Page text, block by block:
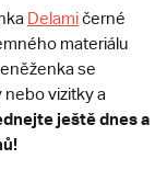
Delamičerné
materiálu
se
nebo vizitky a
ještě dnes a